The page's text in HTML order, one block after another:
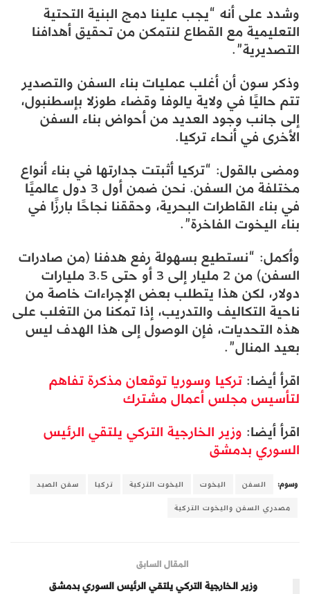
وشدد على أنه “يجب علينا دمج البنية التحتية
التعليمية مع القطاع لنتمكن من تحقيق أهدافنا
التصديرية”.
وذكر سون أن أغلب عمليات بناء السفن والتصدير
تتم حاليًا في ولاية يالوفا وقضاء طوزلا بإسطنبول،
إلى جانب وجود العديد من أحواض بناء السفن
الأخرى في أنحاء تركيا.
ومضى بالقول: “تركيا أثبتت جدارتها في بناء أنواع
مختلفة من السفن. نحن ضمن أول 3 دول عالميًا
في بناء القاطرات البحرية، وحققنا نجاحًا بارزًا في
بناء اليخوت الفاخرة”.
وأكمل: “نستطيع بسهولة رفع هدفنا (من صادرات
السفن) من 2 مليار إلى 3 أو حتى 3.5 مليارات
دولار، لكن هذا يتطلب بعض الإجراءات خاصة من
ناحية التكاليف والتدريب، إذا تمكنا من التغلب على
هذه التحديات، فإن الوصول إلى هذا الهدف ليس
بعيد المنال”.
اقرأ أيضا:تركيا وسوريا توقعان مذكرة تفاهم
لتأسيس مجلس أعمال مشترك
اقرأ أيضا: وزير الخارجية التركي يلتقي الرئيس
السوري بدمشق
وسوم: السفن اليخوت اليخوت التركية تركيا
سفن الصيد
مصدري السفن واليخوت التركية
المقال السابق
وزير الخارجية التركي يلتقي الرئيس السوري بدمشق